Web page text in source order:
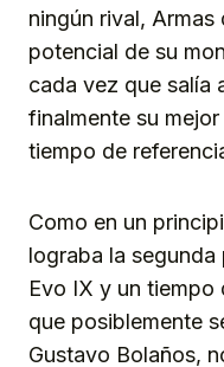
ningún rival,
potencial de su
cada vez que salía
finalmente su
tiempo de
Como en un
lograba la
Evo IX y un
que posiblemente
Gustavo Bolaños,